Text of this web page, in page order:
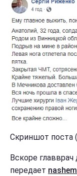
Скриншот поста
Вскоре
передает